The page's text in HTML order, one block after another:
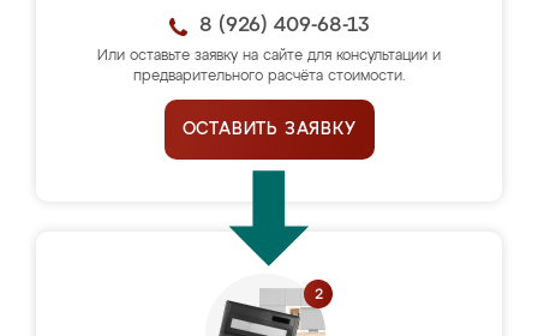
8 (926) 409-68-13
Или оставьте заявку на сайте для консультации и
предварительного расчёта стоимости.
ОСТАВИТЬ ЗАЯВКУ